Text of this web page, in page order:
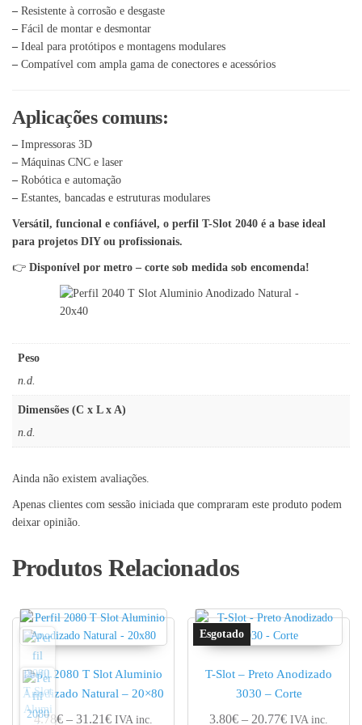
– Resistente à corrosão e desgaste
– Fácil de montar e desmontar
– Ideal para protótipos e montagens modulares
– Compatível com ampla gama de conectores e acessórios
Aplicações comuns:
– Impressoras 3D
– Máquinas CNC e laser
– Robótica e automação
– Estantes, bancadas e estruturas modulares
Versátil, funcional e confiável, o perfil T-Slot 2040 é a base ideal
para projetos DIY ou profissionais.
👉 Disponível por metro – corte sob medida sob encomenda!
Peso
n.d.
Dimensões (C x L x A)
n.d.
Ainda não existem avaliações.
Apenas clientes com sessão iniciada que compraram este produto podem
deixar opinião.
Produtos Relacionados
Perfil 2080 T Slot Aluminio
Anodizado Natural – 20×80
4.78€ – 31.21€Price range: 4.78€ through 31.21€
IVA inc.
T-Slot – Preto Anodizado
3030 – Corte
3.80€ – 20.77€Price range:
IVA inc.